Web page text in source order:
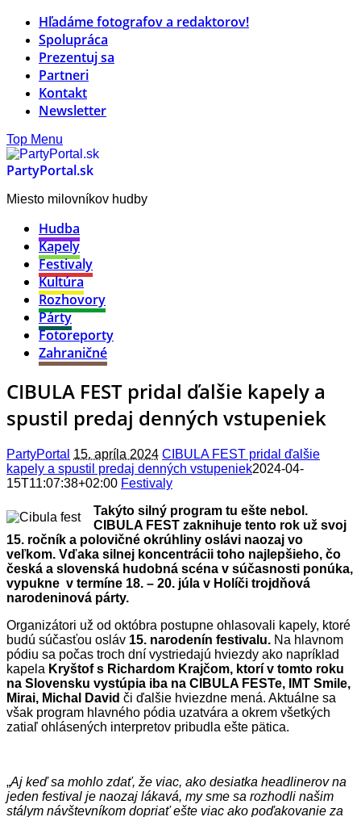
Hľadáme fotografov a redaktorov!
Spolupráca
Prezentuj sa
Partneri
Kontakt
Newsletter
Top Menu
PartyPortal.sk
Miesto milovníkov hudby
Hudba
Kapely
Festivaly
Kultúra
Rozhovory
Párty
Fotoreporty
Zahraničné
CIBULA FEST pridal ďalšie kapely a
spustil predaj denných vstupeniek
PartyPortal 15. apríla 2024 CIBULA FEST pridal ďalšie
kapely a spustil predaj denných vstupeniek2024-04-
15T11:07:38+02:00 Festivaly
Takýto silný program tu ešte nebol.
CIBULA FEST zaknihuje tento rok už svoj
15. ročník a polovičné okrúhliny oslávi naozaj vo
veľkom. Vďaka silnej koncentrácii toho najlepšieho, čo
česká a slovenská hudobná scéna v súčasnosti ponúka,
vypukne v termíne 18. – 20. júla v Holíči trojdňová
narodeninová párty.
Organizátori už od októbra postupne ohlasovali kapely, ktoré
budú súčasťou osláv 15. narodenín festivalu. Na hlavnom
pódiu sa počas troch dní vystriedajú hviezdy ako napríklad
kapela Kryštof s Richardom Krajčom, ktorí v tomto roku
na Slovensku vystúpia iba na CIBULA FESTe, IMT Smile,
Mirai, Michal David či ďalšie hviezdne mená. Aktuálne sa
však program hlavného pódia uzatvára a okrem všetkých
zatiaľ ohlásených interpretov pribudla ešte pätica.
„Aj keď sa mohlo zdať, že viac, ako desiatka headlinerov na
jeden festival je naozaj lákavá, my sme sa rozhodli našim
stálym návštevníkom dopriať ešte viac ako poďakovanie za